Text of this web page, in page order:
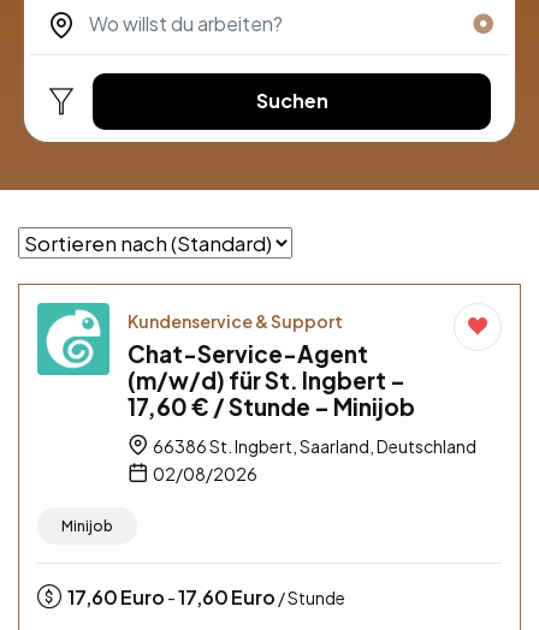
Suchen
Kundenservice & Support
Chat-Service-Agent
(m/w/d) für St. Ingbert –
17,60 € / Stunde – Minijob
66386 St. Ingbert, Saarland, Deutschland
02/08/2026
Minijob
17,60Euro -17,60Euro / Stunde